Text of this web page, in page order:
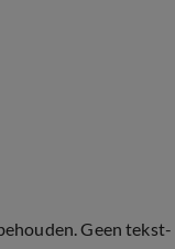
Geen tekst-